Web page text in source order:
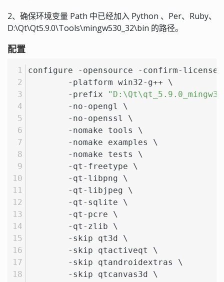
2、确保环境变量 Path 中已经加入 Python 、Per、Ruby、
D:\Qt\Qt5.9.0\Tools\mingw530_32\bin 的路径。
配置
configure -opensource -confirm-
	-platform win32-g++ \
	-prefix
	-no-opengl \
	-no-openssl \
	-nomake tools \
	-nomake examples \
	-nomake tests \
	-qt-freetype \
	-qt-libpng \
	-qt-libjpeg \
	-qt-sqlite \
	-qt-pcre \
	-qt-zlib \
	-skip qt3d \
	-skip qtactiveqt \
	-skip qtandroidextras \
	-skip qtcanvas3d \